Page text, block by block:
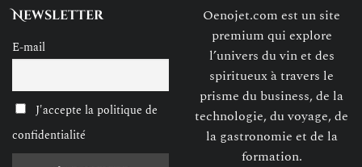
Newsletter
E-mail
J'accepte la politique de
confidentialité
Oenojet.com est un site
premium qui explore
l’univers du vin et des
spiritueux à travers le
prisme du business, de la
technologie, du voyage, de
la gastronomie et de la
formation.